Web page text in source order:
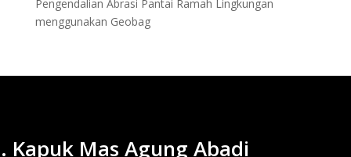
Pengendalian Abrasi Pantai Ramah Lingkungan
menggunakan Geobag
Kapuk Mas Agung Abadi